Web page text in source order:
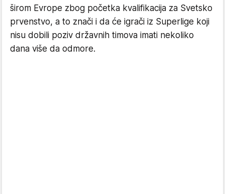
širom Evrope zbog početka kvalifikacija za Svetsko
prvenstvo, a to znači i da će igrači iz Superlige koji
nisu dobili poziv državnih timova imati nekoliko
dana više da odmore.